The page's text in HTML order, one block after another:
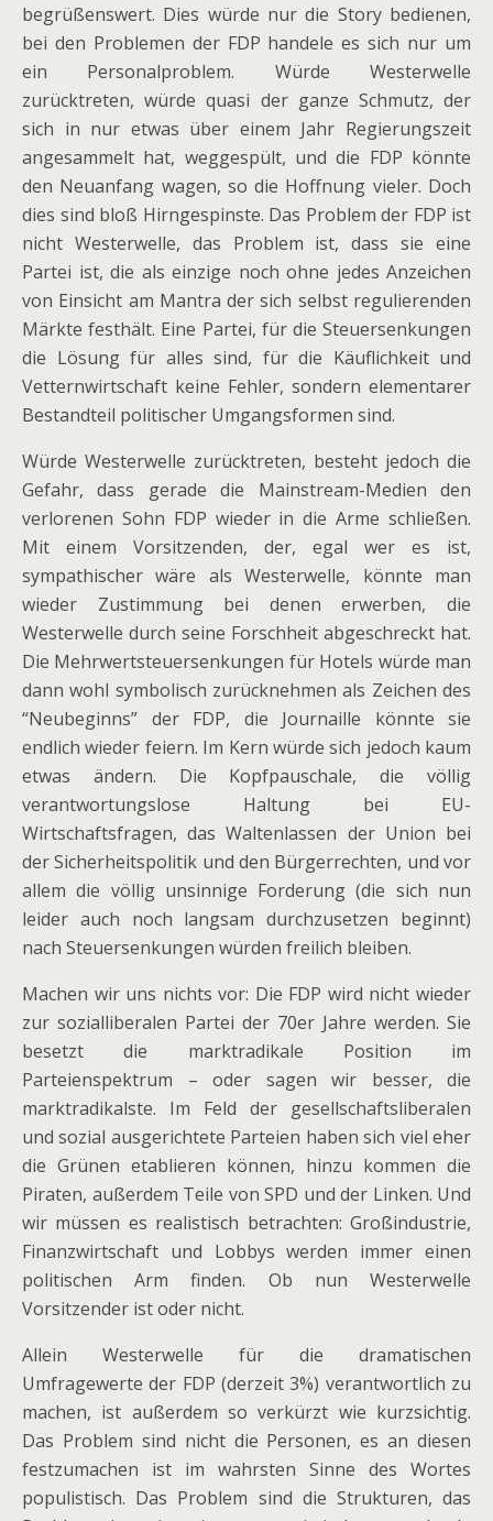
begrüßenswert. Dies würde nur die Story bedienen,
bei den Problemen der FDP handele es sich nur um
ein Personalproblem. Würde Westerwelle
zurücktreten, würde quasi der ganze Schmutz, der
sich in nur etwas über einem Jahr Regierungszeit
angesammelt hat, weggespült, und die FDP könnte
den Neuanfang wagen, so die Hoffnung vieler. Doch
dies sind bloß Hirngespinste. Das Problem der FDP ist
nicht Westerwelle, das Problem ist, dass sie eine
Partei ist, die als einzige noch ohne jedes Anzeichen
von Einsicht am Mantra der sich selbst regulierenden
Märkte festhält. Eine Partei, für die Steuersenkungen
die Lösung für alles sind, für die Käuflichkeit und
Vetternwirtschaft keine Fehler, sondern elementarer
Bestandteil politischer Umgangsformen sind.
Würde Westerwelle zurücktreten, besteht jedoch die
Gefahr, dass gerade die Mainstream-Medien den
verlorenen Sohn FDP wieder in die Arme schließen.
Mit einem Vorsitzenden, der, egal wer es ist,
sympathischer wäre als Westerwelle, könnte man
wieder Zustimmung bei denen erwerben, die
Westerwelle durch seine Forschheit abgeschreckt hat.
Die Mehrwertsteuersenkungen für Hotels würde man
dann wohl symbolisch zurücknehmen als Zeichen des
“Neubeginns” der FDP, die Journaille könnte sie
endlich wieder feiern. Im Kern würde sich jedoch kaum
etwas ändern. Die Kopfpauschale, die völlig
verantwortungslose Haltung bei EU-
Wirtschaftsfragen, das Waltenlassen der Union bei
der Sicherheitspolitik und den Bürgerrechten, und vor
allem die völlig unsinnige Forderung (die sich nun
leider auch noch langsam durchzusetzen beginnt)
nach Steuersenkungen würden freilich bleiben.
Machen wir uns nichts vor: Die FDP wird nicht wieder
zur sozialliberalen Partei der 70er Jahre werden. Sie
besetzt die marktradikale Position im
Parteienspektrum – oder sagen wir besser, die
marktradikalste. Im Feld der gesellschaftsliberalen
und sozial ausgerichtete Parteien haben sich viel eher
die Grünen etablieren können, hinzu kommen die
Piraten, außerdem Teile von SPD und der Linken. Und
wir müssen es realistisch betrachten: Großindustrie,
Finanzwirtschaft und Lobbys werden immer einen
politischen Arm finden. Ob nun Westerwelle
Vorsitzender ist oder nicht.
Allein Westerwelle für die dramatischen
Umfragewerte der FDP (derzeit 3%) verantwortlich zu
machen, ist außerdem so verkürzt wie kurzsichtig.
Das Problem sind nicht die Personen, es an diesen
festzumachen ist im wahrsten Sinne des Wortes
populistisch. Das Problem sind die Strukturen, das